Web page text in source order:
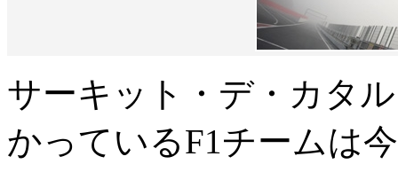
サーキット・デ・カタ
かっているF1チームは